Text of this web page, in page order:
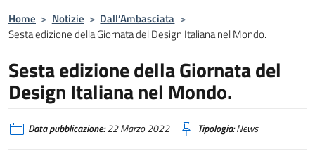
Home > Notizie > Dall’Ambasciata >
Sesta edizione della Giornata del Design Italiana nel Mondo.
Sesta edizione della Giornata del
Design Italiana nel Mondo.
Data pubblicazione:22 Marzo 2022 Tipologia:News